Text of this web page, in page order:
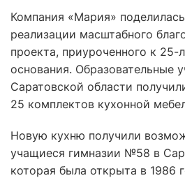
Компания «Мария»
реализации масштабного
проекта, приуроченного к 25-
основания. Образовательные
Саратовской области
25 комплектов кухонной
Новую кухню получили
учащиеся гимназии №58 в
которая была открыта в 1986